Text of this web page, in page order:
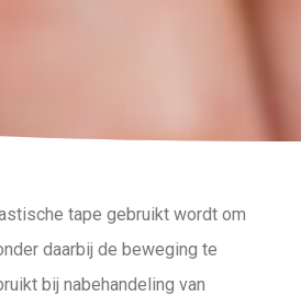
tape gebruikt wordt om
daarbij de beweging te
bij nabehandeling van